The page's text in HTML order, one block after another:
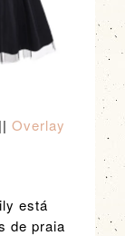
|| Overlay
está
de praia